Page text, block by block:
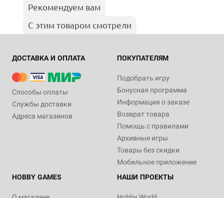
Рекомендуем вам
С этим товаром смотрели
ДОСТАВКА И ОПЛАТА
Способы оплаты
Службы доставки
Адреса магазинов
ПОКУПАТЕЛЯМ
Подобрать игру
Бонусная программа
Информация о заказе
Возврат товара
Помощь с правилами
Архивные игры
Товары без скидки
Мобильное приложение
HOBBY GAMES
НАШИ ПРОЕКТЫ